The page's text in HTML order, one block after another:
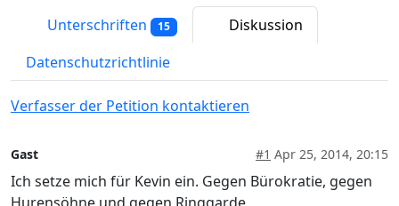
Unterschriften 15
Diskussion
Datenschutzrichtlinie
Verfasser der Petition kontaktieren
Gast #1 Apr 25, 2014, 20:15
Ich setze mich für Kevin ein. Gegen Bürokratie, gegen
Hurensöhne und gegen Ringgarde